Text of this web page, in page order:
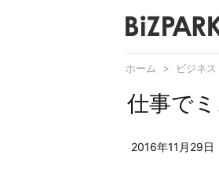
ホーム > ビジネス
仕事で
2016年11月29日